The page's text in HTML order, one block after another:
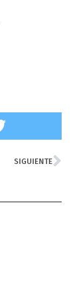
SIGUIENTENext